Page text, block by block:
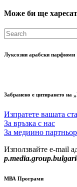
Може би ще
Луксозни арабски парфюми
Забранено е цитирането на
Изпратете вашата
За връзка с нас
За медиино
Използвайте e-mail
МВА Програми